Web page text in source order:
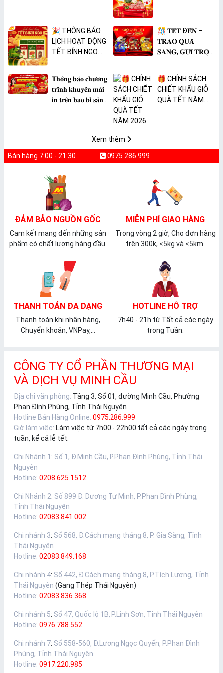
🎉 THÔNG BÁO
LỊCH HOẠT ĐỘNG
TẾT BÍNH NGỌ
🎊 𝐓𝐄̂́𝐓 Đ𝐄̂́𝐍 –
𝐓𝐑𝐀𝐎 𝐐𝐔𝐀̀
𝐒𝐀𝐍𝐆, 𝐆𝐔̛̉𝐈 𝐓𝐑𝐎̣𝐍
𝐓𝐡𝐨̂𝐧𝐠 𝐛𝐚́𝐨 𝐜𝐡𝐮̛𝐨̛𝐧𝐠
𝐭𝐫𝐢̀𝐧𝐡 𝐤𝐡𝐮𝐲𝐞̂́𝐧 𝐦𝐚̃𝐢
𝐢𝐧 𝐭𝐫𝐞̂𝐧 𝐛𝐚𝐨 𝐛𝐢̀ 𝐬𝐚̉𝐧
🎁 CHÍNH SÁCH
CHIẾT KHẤU GIỎ
QUÀ TẾT NĂM
Xem thêm
Bán hàng 7:00 - 21:30 0975 286 999
ĐẢM BẢO NGUỒN GỐC
Cam kết mang đến những sản
phẩm có chất lượng hàng đầu.
MIỄN PHÍ GIAO HÀNG
Trong vòng 2 giờ, Cho đơn hàng
trên 300k, <5kg và <5km.
THANH TOÁN ĐA DẠNG
Thanh toán khi nhận hàng,
Chuyển khoản, VNPay,...
HOTLINE HỖ TRỢ
7h40 - 21h từ Tất cả các ngày
trong Tuần.
CÔNG TY CỔ PHẦN THƯƠNG MẠI
VÀ DỊCH VỤ MINH CẦU
Địa chỉ văn phòng: Tầng 3, Số 01, đường Minh Cầu, Phường
Phan Đình Phùng, Tỉnh Thái Nguyên
Hotline Bán Hàng Online: 0975.286.999
Giờ làm việc: Làm việc từ 7h00 - 22h00 tất cả các ngày trong
tuần, kể cả lễ tết.
Chi Nhánh 1 : Số 1, Đ.Minh Cầu, P.Phan Đình Phùng, Tỉnh Thái
Nguyên
Hotline: 0208.625.1512
Chi Nhánh 2: Số 899 Đ. Dương Tự Minh, P.Phan Đình Phùng,
Tỉnh Thái Nguyên
Hotline: 02083.841.002
Chi nhánh 3: Số 568, Đ.Cách mạng tháng 8, P. Gia Sàng, Tỉnh
Thái Nguyên
Hotline: 02083.849.168
Chi nhánh 4: Số 442, Đ.Cách mạng tháng 8, P.Tích Lương, Tỉnh
Thái Nguyên (Gang Thép Thái Nguyên)
Hotline: 02083.836.368
Chi nhánh 5: Số 47, Quốc lộ 1B, P.Linh Sơn, Tỉnh Thái Nguyên
Hotline: 0976.788.552
Chi nhánh 7: Số 558-560, Đ.Lương Ngọc Quyến, P.Phan Đình
Phùng, Tỉnh Thái Nguyên
Hotline: 0917.220.985